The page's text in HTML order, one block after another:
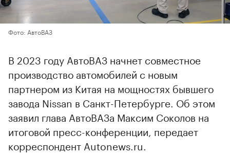
Фото: АвтоВАЗ
В 2023 году АвтоВАЗ начнет совместное
производство автомобилей с новым
партнером из Китая на мощностях бывшего
завода Nissan в Санкт-Петербурге. Об этом
заявил глава АвтоВАЗа Максим Соколов на
итоговой пресс-конференции, передает
корреспондент Autonews.ru.